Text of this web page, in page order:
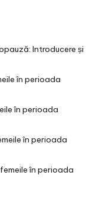
Introducere și
în perioada
în perioada
în perioada
în perioada